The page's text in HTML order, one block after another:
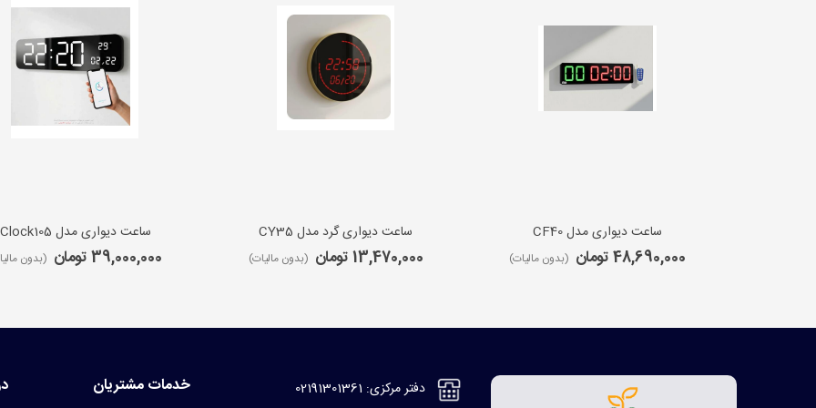
ساعت دیواری مدل CF40
48,690,000 تومان (بدون مالیات)
ساعت دیواری گرد مدل CY35
13,470,000 تومان (بدون مالیات)
ساعت دیواری مدل iClock105
39,000,000 تومان (بدون
دفتر مرکزی: 02191301361 خدمات مشتریان